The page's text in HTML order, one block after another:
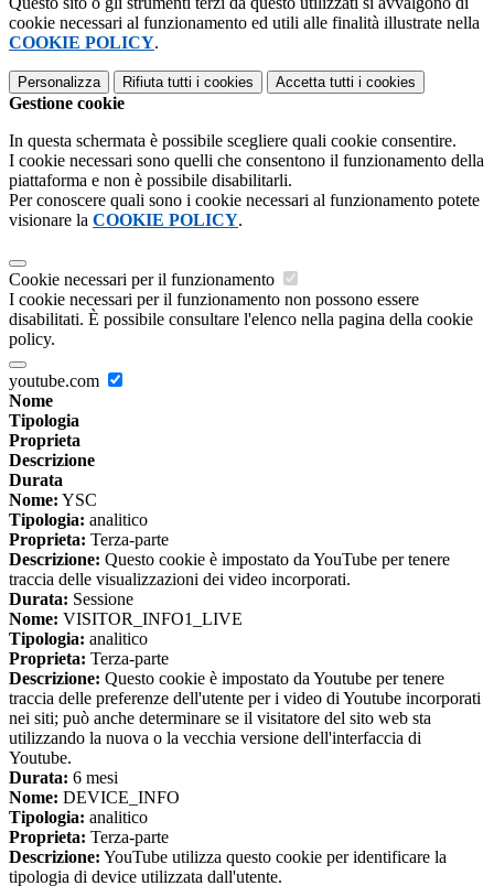
cookie necessari al funzionamento ed utili alle finalità illustrate nella
COOKIE POLICY.
Personalizza Rifiuta tutti i cookies Accetta tutti i cookies
Gestione cookie
In questa schermata è possibile scegliere quali cookie consentire.
I cookie necessari sono quelli che consentono il funzionamento della
piattaforma e non è possibile disabilitarli.
Per conoscere quali sono i cookie necessari al funzionamento potete
visionare la COOKIE POLICY.
Cookie necessari per il funzionamento
I cookie necessari per il funzionamento non possono essere
disabilitati. È possibile consultare l'elenco nella pagina della cookie
policy.
youtube.com
Nome
Tipologia
Proprieta
Descrizione
Durata
Nome: YSC
Tipologia: analitico
Proprieta: Terza-parte
Descrizione: Questo cookie è impostato da YouTube per tenere
traccia delle visualizzazioni dei video incorporati.
Durata: Sessione
Nome: VISITOR_INFO1_LIVE
Tipologia: analitico
Proprieta: Terza-parte
Descrizione: Questo cookie è impostato da Youtube per tenere
traccia delle preferenze dell'utente per i video di Youtube incorporati
nei siti; può anche determinare se il visitatore del sito web sta
utilizzando la nuova o la vecchia versione dell'interfaccia di
Youtube.
Durata: 6 mesi
Nome: DEVICE_INFO
Tipologia: analitico
Proprieta: Terza-parte
Descrizione: YouTube utilizza questo cookie per identificare la
tipologia di device utilizzata dall'utente.